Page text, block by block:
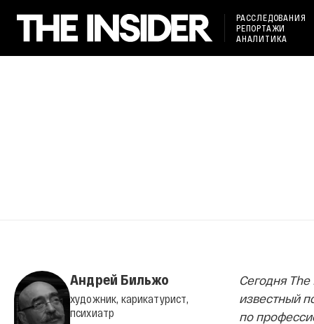
РАССЛЕДОВАНИЯ
РЕПОРТАЖИ
АНАЛИТИКА
Андрей Бильжо
художник, карикатурист,
психиатр
Сегодня
известный
по